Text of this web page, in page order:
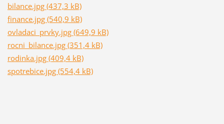
bilance.jpg (437,3 kB)
finance.jpg (540,9 kB)
ovladaci_prvky.jpg (649,9 kB)
rocni_bilance.jpg (351,4 kB)
rodinka.jpg (409,4 kB)
spotrebice.jpg (554,4 kB)